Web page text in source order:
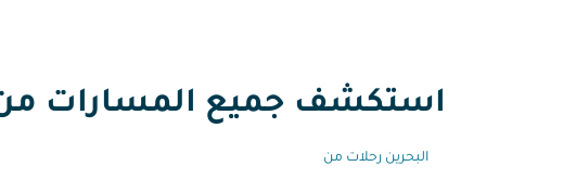
استكشف جميع المسارات من
البحرين رحلات من